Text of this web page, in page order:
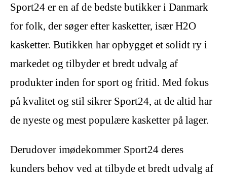
Sport24 er en af ​​de bedste butikker i Danmark
for folk, der søger efter kasketter, især H2O
kasketter. Butikken har opbygget et solidt ry i
markedet og tilbyder et bredt udvalg af
produkter inden for sport og fritid. Med fokus
på kvalitet og stil sikrer Sport24, at de altid har
de nyeste og mest populære kasketter på lager.
Derudover imødekommer Sport24 deres
kunders behov ved at tilbyde et bredt udvalg af